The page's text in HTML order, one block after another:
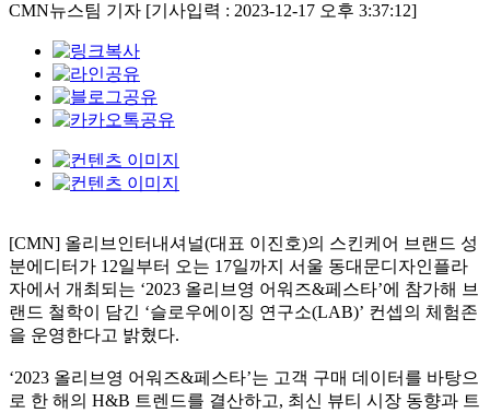
CMN뉴스팀 기자 [기사입력 : 2023-12-17 오후 3:37:12]
[CMN] 올리브인터내셔널(대표 이진호)의 스킨케어 브랜드 성
분에디터가 12일부터 오는 17일까지 서울 동대문디자인플라
자에서 개최되는 ‘2023 올리브영 어워즈&페스타’에 참가해 브
랜드 철학이 담긴 ‘슬로우에이징 연구소(LAB)’ 컨셉의 체험존
을 운영한다고 밝혔다.
‘2023 올리브영 어워즈&페스타’는 고객 구매 데이터를 바탕으
로 한 해의 H&B 트렌드를 결산하고, 최신 뷰티 시장 동향과 트